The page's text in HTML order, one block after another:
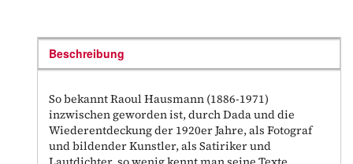
Beschreibung
So bekannt Raoul Hausmann (1886-1971)
inzwischen geworden ist, durch Dada und die
Wiederentdeckung der 1920er Jahre, als Fotograf
und bildender Kunstler, als Satiriker und